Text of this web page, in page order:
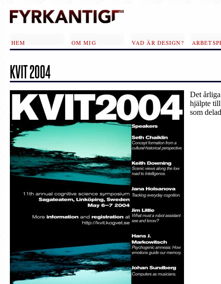
Skip to main content
HEM OM MIG VAD ÄR DESIGN?
KVIT 2004
Det
hjälpte
som